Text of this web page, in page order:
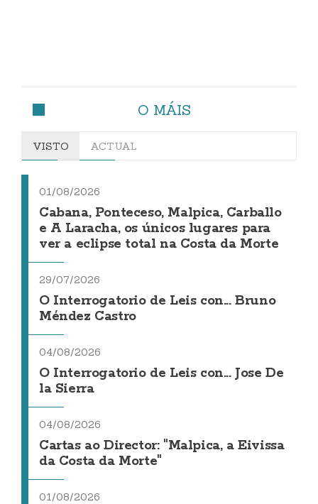
O MÁIS
VISTO ACTUAL
01/08/2026
Cabana, Ponteceso, Malpica, Carballo
e A Laracha, os únicos lugares para
ver a eclipse total na Costa da Morte
29/07/2026
O Interrogatorio de Leis con... Bruno
Méndez Castro
04/08/2026
O Interrogatorio de Leis con... Jose De
la Sierra
04/08/2026
Cartas ao Director: "Malpica, a Eivissa
da Costa da Morte"
01/08/2026